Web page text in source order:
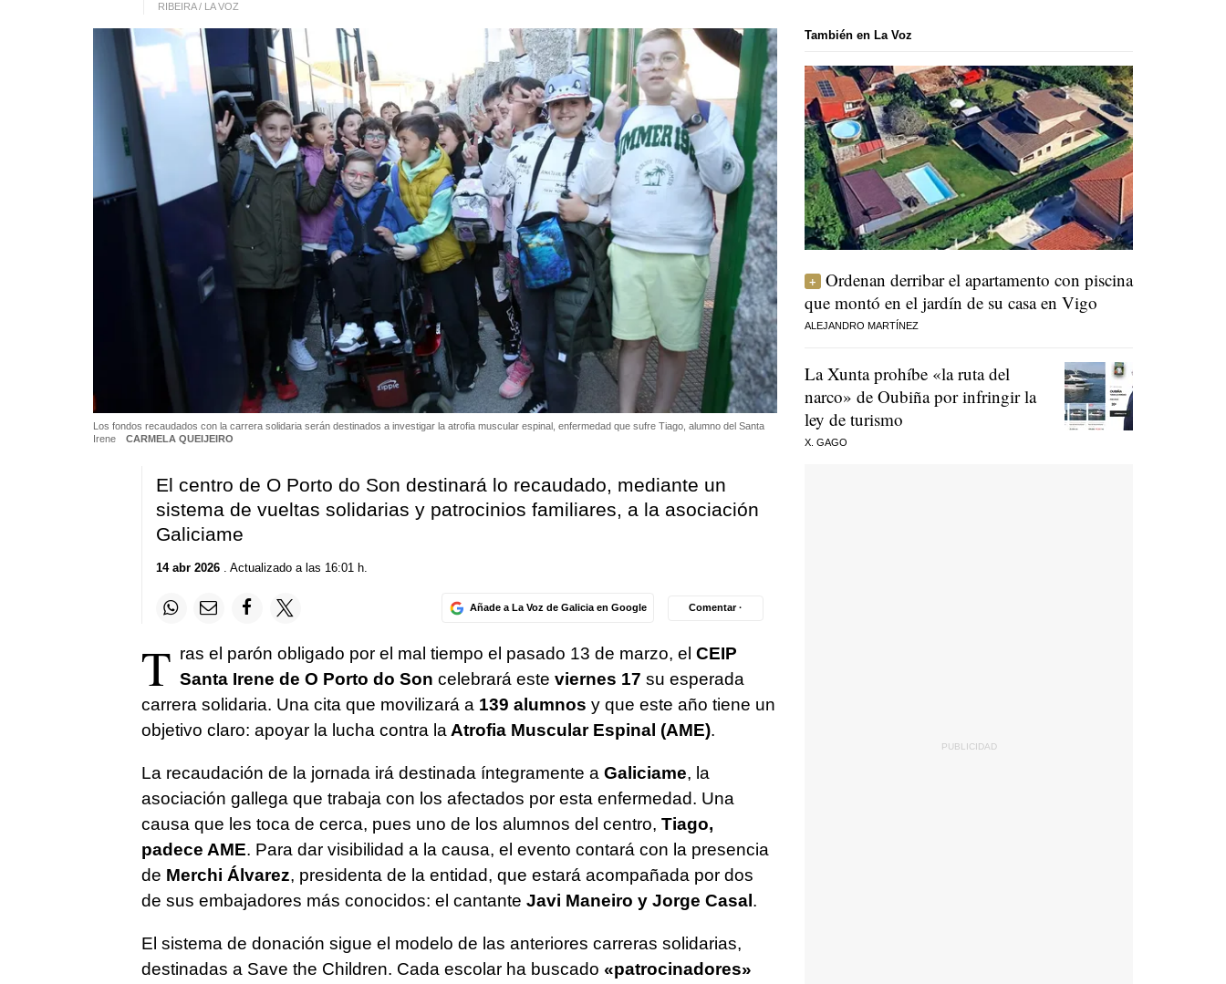
RIBEIRA / LA VOZ
Los fondos recaudados con la carrera solidaria serán destinados a investigar la atrofia muscular espinal, enfermedad que sufre Tiago, alumno del Santa
Irene
CARMELA QUEIJEIRO
El centro de O Porto do Son destinará lo recaudado, mediante un
sistema de vueltas solidarias y patrocinios familiares, a la asociación
Galiciame
14 abr 2026. Actualizado a las 16:01 h.
Añade a La Voz de Galicia en Google Comentar ·
T ras el parón obligado por el mal tiempo el pasado 13 de marzo, el CEIP
Santa Irene de O Porto do Son celebrará este viernes 17 su esperada
carrera solidaria. Una cita que movilizará a 139 alumnos y que este año tiene un
objetivo claro: apoyar la lucha contra la Atrofia Muscular Espinal (AME).
La recaudación de la jornada irá destinada íntegramente a Galiciame, la
asociación gallega que trabaja con los afectados por esta enfermedad. Una
causa que les toca de cerca, pues uno de los alumnos del centro, Tiago,
padece AME. Para dar visibilidad a la causa, el evento contará con la presencia
de Merchi Álvarez, presidenta de la entidad, que estará acompañada por dos
de sus embajadores más conocidos: el cantante Javi Maneiro y Jorge Casal .
El sistema de donación sigue el modelo de las anteriores carreras solidarias,
destinadas a Save the Children. Cada escolar ha buscado «patrocinadores»
También en La Voz
Ordenan derribar el apartamento con piscina
que montó en el jardín de su casa en Vigo
ALEJANDRO MARTÍNEZ
La Xunta prohíbe «la ruta del
narco» de Oubiña por infringir la
ley de turismo
X. GAGO